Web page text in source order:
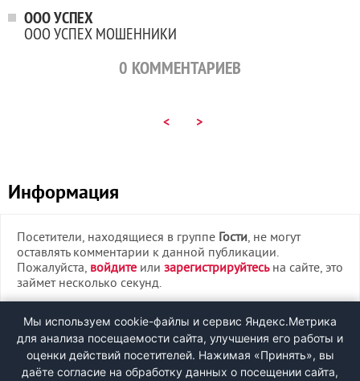
OOO УСПЕХ
ООО УСПЕХ МОШЕННИКИ
0 КОММЕНТАРИЕВ
< >
Информация
Посетители, находящиеся в группе Гости, не могут
оставлять комментарии к данной публикации.
Пожалуйста, войдите или зарегистрируйтесьна сайте, это
займет несколько секунд.
ВХОД
РЕГИСТРАЦИЯ
Мы используем cookie-файлы и сервис Яндекс.Метрика
для анализа посещаемости сайта, улучшения его работы и
оценки действий посетителей. Нажимая «Принять», вы
даёте согласие на обработку данных о посещении сайта,